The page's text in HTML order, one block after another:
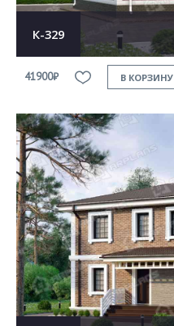
К-329
41900₽ В КОРЗИНУ